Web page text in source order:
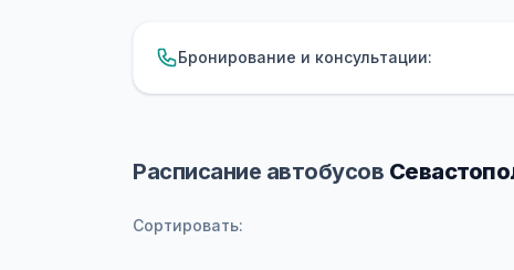
Бронирование и консультации:
Расписание автобусов
Сортировать: